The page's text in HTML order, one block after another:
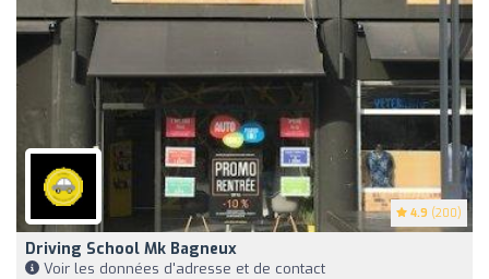
4.9 (200)
Driving School Mk Bagneux
Voir les données d'adresse et de contact